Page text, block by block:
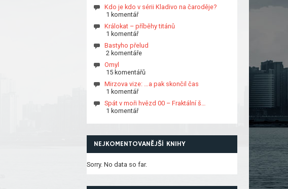
Kdo je kdo v sérii Kladivo na čaroděje?
1 komentář
Králokat – příběhy titánů
1 komentář
Bastyho přelud
2 komentáře
Omyl
15 komentářů
Mirzova vize: …a pak skončil čas
1 komentář
Spát v moři hvězd 00 – Fraktální š…
1 komentář
NEJKOMENTOVANĚJŠÍ KNIHY
Sorry. No data so far.